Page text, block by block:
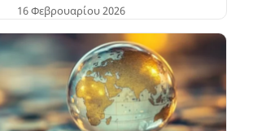
16 Φεβρουαρίου 2026